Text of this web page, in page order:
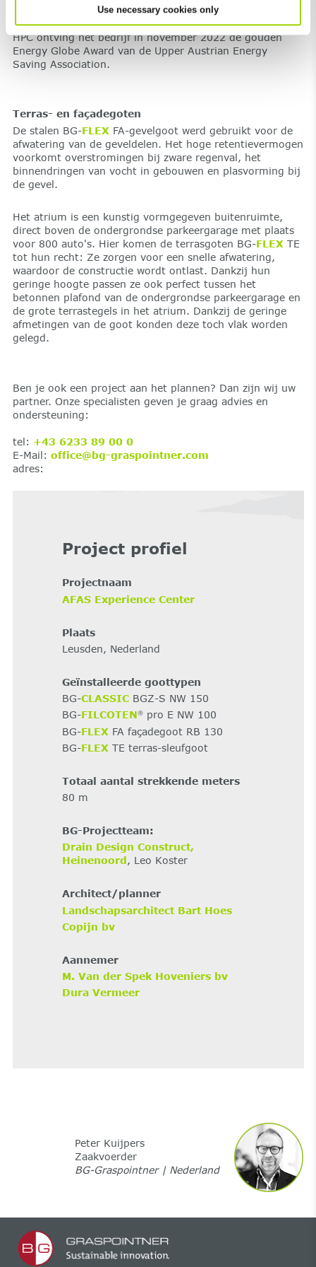
Use necessary cookies only
stroom, waarvan 40 procent uit eigen productie. Voor de
ontwikkeling van het hoogwaardige beton FILCOTEN
HPC ontving het bedrijf in november 2022 de gouden
Energy Globe Award van de Upper Austrian Energy
Saving Association.
Terras- en façadegoten
De stalen BG-FLEXFA-gevelgoot werd gebruikt voor de
afwatering van de geveldelen. Het hoge retentievermogen
voorkomt overstromingen bij zware regenval, het
binnendringen van vocht in gebouwen en plasvorming bij
de gevel.
Het atrium is een kunstig vormgegeven buitenruimte,
direct boven de ondergrondse parkeergarage met plaats
voor 800 auto's. Hier komen de terrasgoten BG-FLEXTE
tot hun recht: Ze zorgen voor een snelle afwatering,
waardoor de constructie wordt ontlast. Dankzij hun
geringe hoogte passen ze ook perfect tussen het
betonnen plafond van de ondergrondse parkeergarage en
de grote terrastegels in het atrium. Dankzij de geringe
afmetingen van de goot konden deze toch vlak worden
gelegd.
Ben je ook een project aan het plannen? Dan zijn wij uw
partner. Onze specialisten geven je graag advies en
ondersteuning:
tel: +43 6233 89 00 0
E-Mail: office@bg-graspointner.com
adres:
Project profiel
Projectnaam
AFAS Experience Center
Plaats
Leusden, Nederland
Geïnstalleerde goottypen
BG-CLASSICBGZ-S NW 150
BG-FILCOTEN®pro E NW 100
BG-FLEXFA façadegoot RB 130
BG-FLEXTE terras-sleufgoot
Totaal aantal strekkende meters
80 m
BG-Projectteam:
Drain Design Construct,
Heinenoord, Leo Koster
Architect/planner
Landschapsarchitect Bart Hoes
Copijn bv
Aannemer
M. Van der Spek Hoveniers bv
Dura Vermeer
Peter Kuijpers
Zaakvoerder
BG-Graspointner | Nederland